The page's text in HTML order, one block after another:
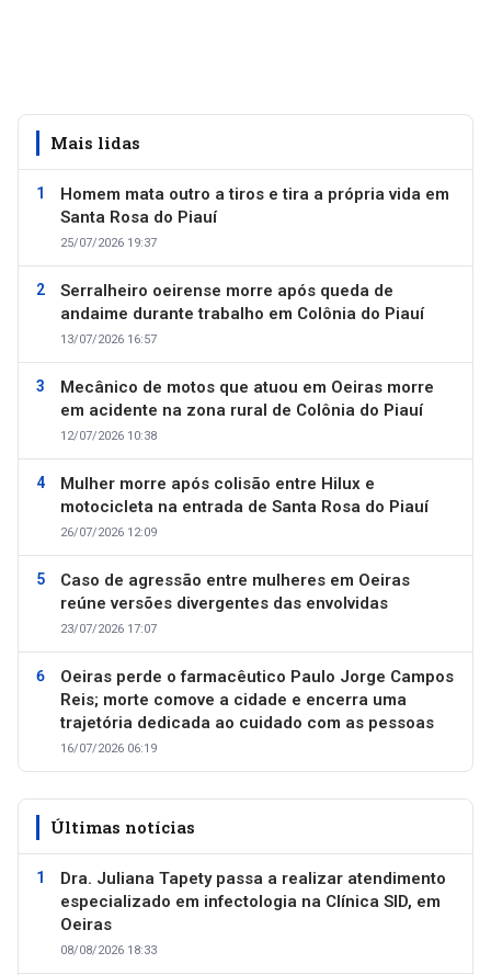
Mais lidas
Homem mata outro a tiros e tira a própria vida em
Santa Rosa do Piauí
25/07/2026 19:37
Serralheiro oeirense morre após queda de
andaime durante trabalho em Colônia do Piauí
13/07/2026 16:57
Mecânico de motos que atuou em Oeiras morre
em acidente na zona rural de Colônia do Piauí
12/07/2026 10:38
Mulher morre após colisão entre Hilux e
motocicleta na entrada de Santa Rosa do Piauí
26/07/2026 12:09
Caso de agressão entre mulheres em Oeiras
reúne versões divergentes das envolvidas
23/07/2026 17:07
Oeiras perde o farmacêutico Paulo Jorge Campos
Reis; morte comove a cidade e encerra uma
trajetória dedicada ao cuidado com as pessoas
16/07/2026 06:19
Últimas notícias
Dra. Juliana Tapety passa a realizar atendimento
especializado em infectologia na Clínica SID, em
Oeiras
08/08/2026 18:33